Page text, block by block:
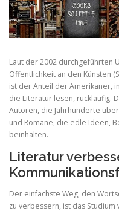
Laut der 2002 durchgeführten
Öffentlichkeit an den Künsten
ist der Anteil der Amerikaner,
die Literatur lesen, rückläufig.
Autoren, die Jahrhunderte
und Romane, die edle Ideen,
beinhalten.
Literatur
Der einfachste Weg, den
zu verbessern, ist das